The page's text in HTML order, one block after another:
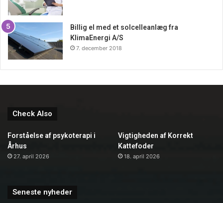
Billig el med et solcelleanlæg fra
KlimaEnergi A/S
7. december 2018
Check Also
Forståelse af psykoterapi i
Århus
27. april 2026
Vigtigheden af Korrekt
Kattefoder
18. april 2026
Seneste nyheder